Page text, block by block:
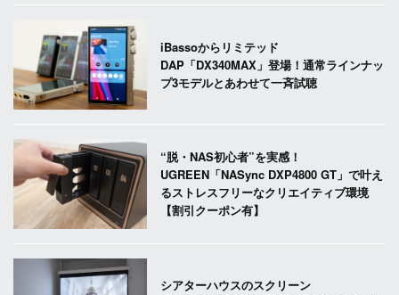
iBassoからリミテッド
DAP「DX340MAX」登場！通常ラインナッ
プ3モデルとあわせて一斉試聴
“脱・NAS初心者”を実感！
UGREEN「NASync DXP4800 GT」で叶え
るストレスフリーなクリエイティブ環境
【割引クーポン有】
シアターハウスのスクリーン